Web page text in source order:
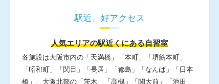
駅近、好アクセス
人気エリアの駅近くにある自習室
各施設は大阪市内の「天満橋」「本町」「堺筋本町」
「昭和町」「関目」「長居」「都島」「なんば」「日本
橋」、大阪北部の「茨木」「高槻」「関大前」「池田」